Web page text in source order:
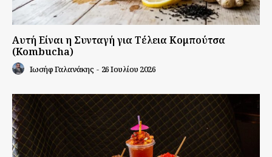
Αυτή Είναι η Συνταγή για Τέλεια Κομπούτσα
(Kombucha)
Ιωσήφ Γαλανάκης - 26 Ιουλίου 2026